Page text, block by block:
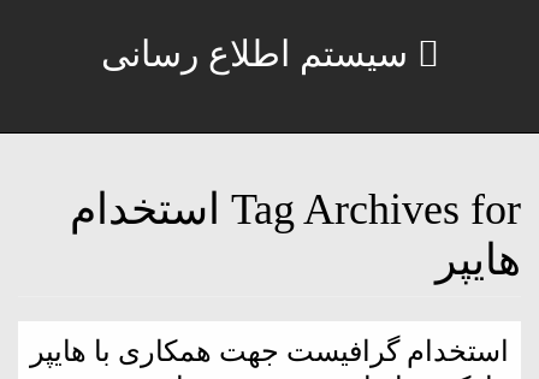
سیستم اطلاع رسانی
Tag Archives for استخدام
هایپر
استخدام گرافیست جهت همکاری با هایپر